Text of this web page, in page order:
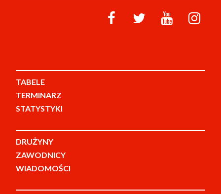
TABELE
TERMINARZ
STATYSTYKI
DRUŻYNY
ZAWODNICY
WIADOMOŚCI